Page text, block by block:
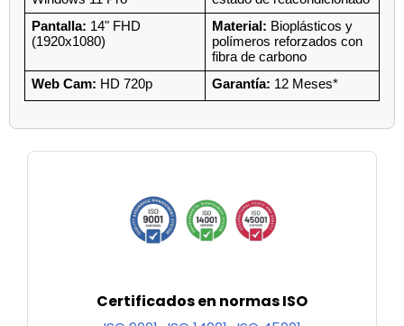
Pantalla: 14" FHD
(1920x1080)
Material: Bioplásticos y
polímeros reforzados con
fibra de carbono
Web Cam: HD 720p Garantía: 12 Meses*
Certificados en normas ISO